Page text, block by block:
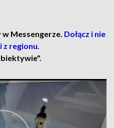
w Messengerze. Dołącz i nie
z regionu.